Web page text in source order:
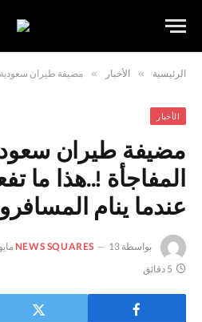
الرئيسية » الأخبار » مضيفة طيران سعودية تكشف
الأخبار
مضيفة طيران
المفاجأة !..هذا ما
عندما ينام
بواسطة NEWS SQUARES 13 مايو، 2024
5 دقائق